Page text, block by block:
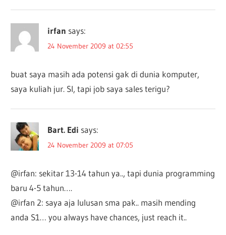
irfan says:
24 November 2009 at 02:55
buat saya masih ada potensi gak di dunia komputer,
saya kuliah jur. SI, tapi job saya sales terigu?
Bart. Edi says:
24 November 2009 at 07:05
@irfan: sekitar 13-14 tahun ya.., tapi dunia programming
baru 4-5 tahun….
@irfan 2: saya aja lulusan sma pak.. masih mending
anda S1… you always have chances, just reach it..